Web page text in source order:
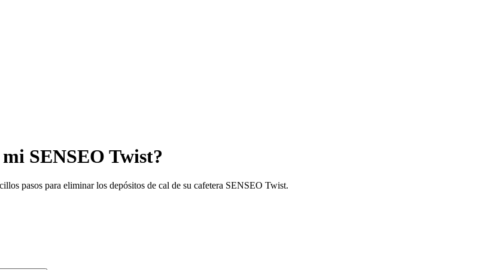
SENSEO Twist?
pasos para eliminar los depósitos de cal de su cafetera SENSEO Twist.